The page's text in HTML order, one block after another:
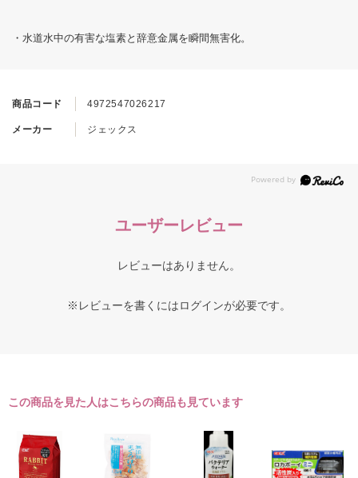
商品コード 4972547026217
メーカー ジェックス
・水道水中の有害な塩素と辞意金属を瞬間無害化。
ユーザーレビュー
レビューはありません。
※レビューを書くにはログインが必要です。
この商品を見た人はこちらの商品も見ています